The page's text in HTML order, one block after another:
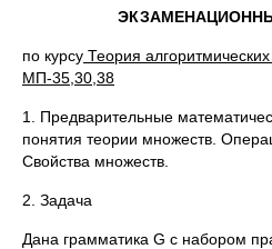
по курсу Теория
МП-35,30,38
1. Предварительные
понятия теории множеств.
Свойства множеств.
2. Задача
Дана грамматика G с набором